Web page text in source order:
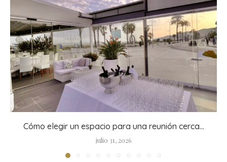
Cómo elegir un espacio para una reunión cerca...
julio 31, 2026